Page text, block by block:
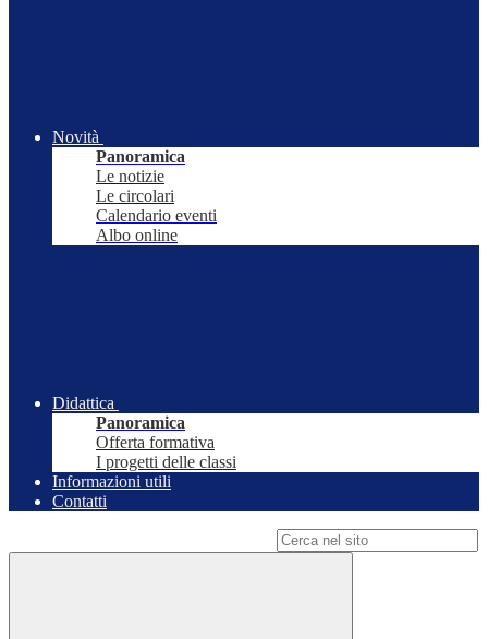
Novità
Panoramica
Le notizie
Le circolari
Calendario eventi
Albo online
Didattica
Panoramica
Offerta formativa
I progetti delle classi
Informazioni utili
Contatti